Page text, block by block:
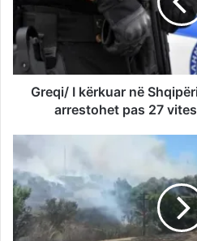
Greqi/ I kërkuar në
arrestohet pas 27